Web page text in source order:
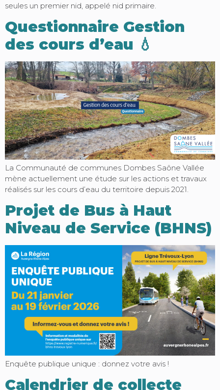
seules un premier nid, appelé nid primaire.
Questionnaire Gestion
des cours d’eau 💧
La Communauté de communes Dombes Saône Vallée
mène actuellement une étude sur les actions et travaux
réalisés sur les cours d’eau du territoire depuis 2021.
Projet de Bus à Haut
Niveau de Service (BHNS)
Enquête publique unique : donnez votre avis !
Calendrier de collecte